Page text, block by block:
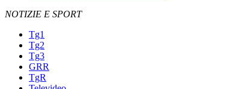
NOTIZIE E SPORT
Tg1
Tg2
Tg3
GRR
TgR